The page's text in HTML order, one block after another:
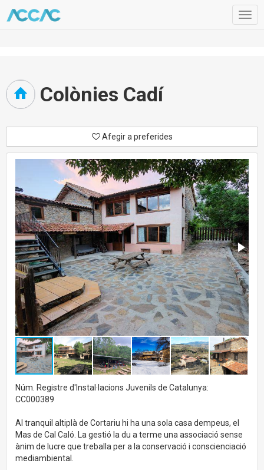
Colònies Cadí
Afegir a preferides
Núm. Registre d'Instal·lacions Juvenils de Catalunya:
CC000389
Al tranquil altiplà de Cortariu hi ha una sola casa dempeus, el
Mas de Cal Caló. La gestió la du a terme una associació sense
ànim de lucre que treballa per a la conservació i conscienciació
mediambiental.